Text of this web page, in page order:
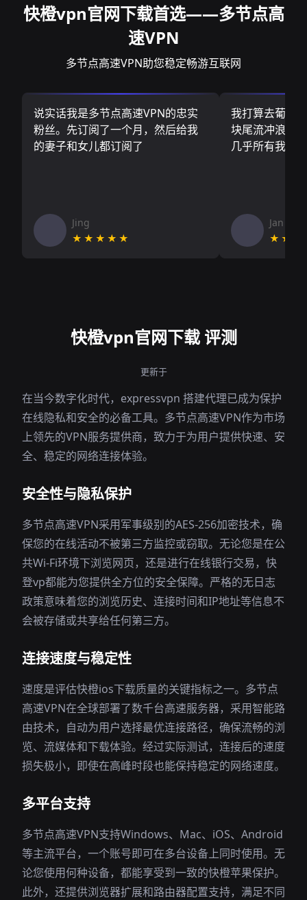
快橙vpn官网下载首选——多节点高
速VPN
多节点高速VPN助您稳定畅游互联网
说实话我是多节点高速VPN的忠实
粉丝。先订阅了一个月，然后给我
的妻子和女儿都订阅了
Jing
★★★★★
我打算去葡萄
块尾流冲浪板
几乎所有我需
Jan V
快橙vpn官网下载 评测
更新于
在当今数字化时代，expressvpn 搭建代理已成为保护
在线隐私和安全的必备工具。多节点高速VPN作为市场
上领先的VPN服务提供商，致力于为用户提供快速、安
全、稳定的网络连接体验。
安全性与隐私保护
多节点高速VPN采用军事级别的AES-256加密技术，确
保您的在线活动不被第三方监控或窃取。无论您是在公
共Wi-Fi环境下浏览网页，还是进行在线银行交易，快
登vp都能为您提供全方位的安全保障。严格的无日志
政策意味着您的浏览历史、连接时间和IP地址等信息不
会被存储或共享给任何第三方。
连接速度与稳定性
速度是评估快橙ios下载质量的关键指标之一。多节点
高速VPN在全球部署了数千台高速服务器，采用智能路
由技术，自动为用户选择最优连接路径，确保流畅的浏
览、流媒体和下载体验。经过实际测试，连接后的速度
损失极小，即使在高峰时段也能保持稳定的网络速度。
多平台支持
多节点高速VPN支持Windows、Mac、iOS、Android
等主流平台，一个账号即可在多台设备上同时使用。无
论您使用何种设备，都能享受到一致的快橙苹果保护。
此外，还提供浏览器扩展和路由器配置支持，满足不同